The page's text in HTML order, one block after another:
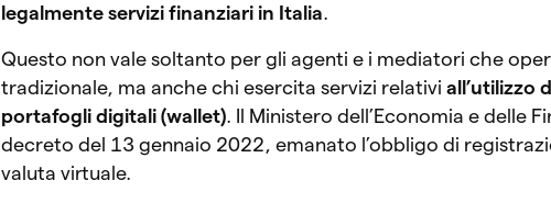
legalmente servizi finanziari in Italia
Questo non vale soltanto per gli agenti e i mediatori che
tradizionale, ma anche chi esercita servizi relativiall’utilizzo
portafogli digitali (wallet) . Il Ministero dell’Economia e delle
decreto del 13 gennaio 2022, emanato l’obbligo di
valuta virtuale.